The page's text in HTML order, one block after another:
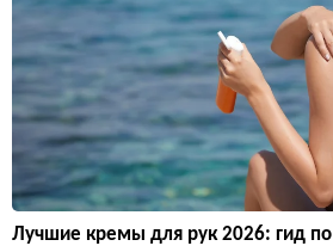
Лучшие кремы для рук 2026: гид